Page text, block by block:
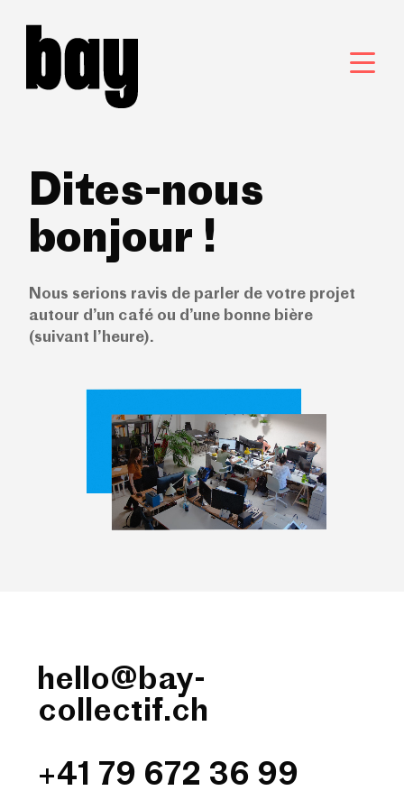
Dites-nous
bonjour !
Nous serions ravis de parler de votre projet
autour d’un café ou d’une bonne bière
(suivant l’heure).
hello@bay-
collectif.ch
+41 79 672 36 99